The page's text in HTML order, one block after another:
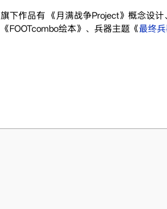
旗下作品有 《月满战争Project》概念设
《FOOTcombo绘本》、兵器主题《最终